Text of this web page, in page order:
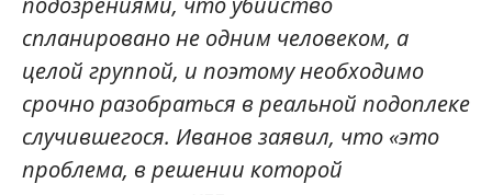
спланировано не одним человеком, а
целой группой, и поэтому необходимо
срочно разобраться в реальной подоплеке
случившегося. Иванов заявил, что «это
проблема, в решении которой